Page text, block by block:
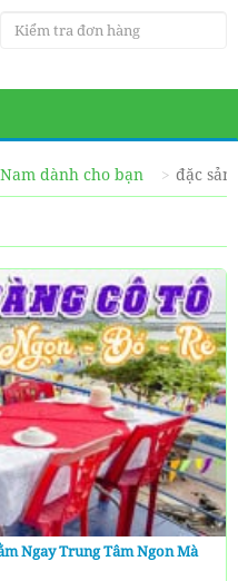
dành cho bạn
đặc sản
Ngay Trung Tâm Ngon Mà